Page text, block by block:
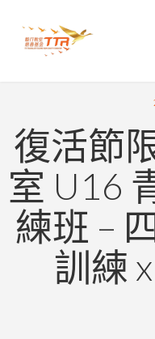
復活節
室 U16
練班 –
訓練